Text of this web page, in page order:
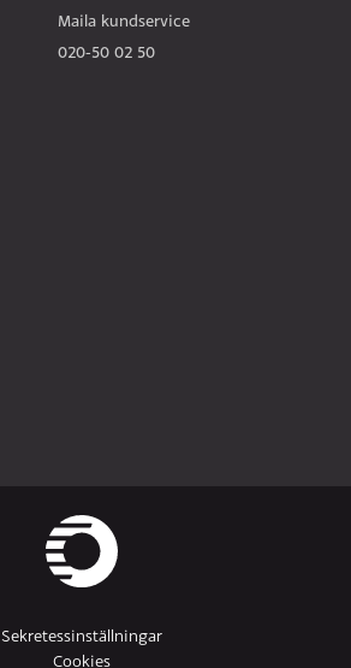
Maila kundservice
020-50 02 50
Sekretessinställningar
Cookies